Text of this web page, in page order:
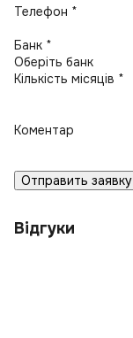
Телефон *
Банк *
Кількість місяців *
Коментар
Отправить заявку
Відгуки